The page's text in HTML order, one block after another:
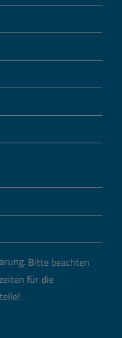
Bitte beachten
für die